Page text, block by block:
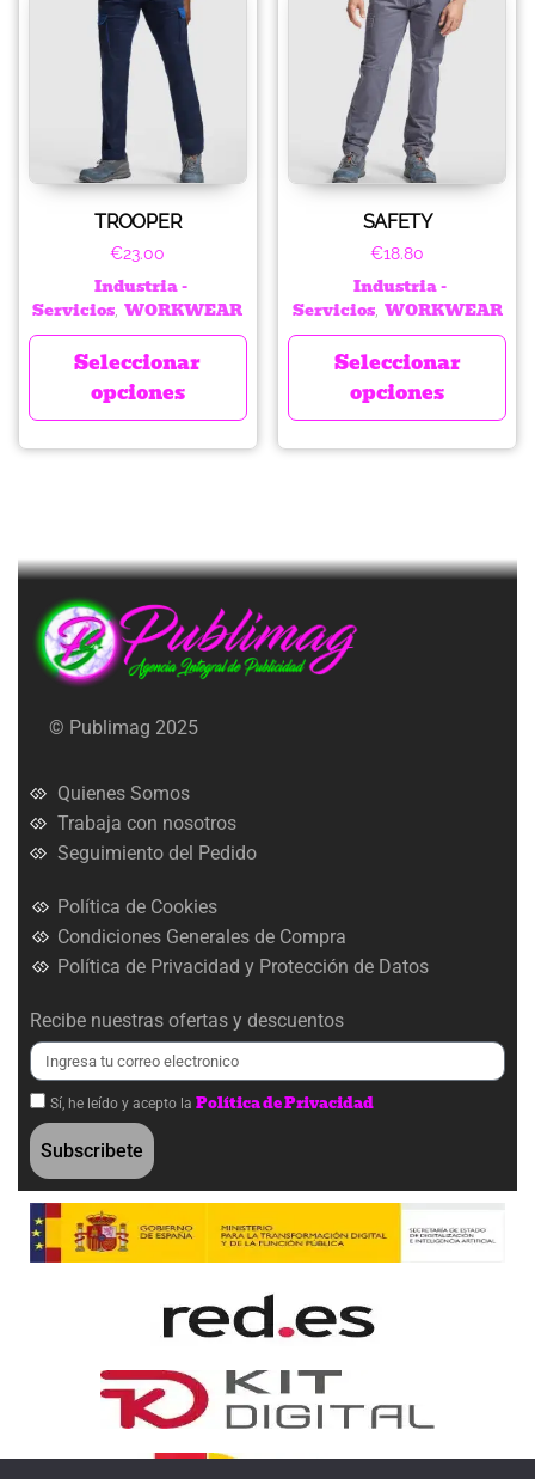
TROOPER
€23.00
Industria -
Servicios, WORKWEAR
Seleccionar
opciones
SAFETY
€18.80
Industria -
Servicios, WORKWEAR
Seleccionar
opciones
© Publimag 2025
Quienes Somos
Trabaja con nosotros
Seguimiento del Pedido
Política de Cookies
Condiciones Generales de Compra
Política de Privacidad y Protección de Datos
Recibe nuestras ofertas y descuentos
Sí, he leído y acepto la Política de Privacidad
Subscribete